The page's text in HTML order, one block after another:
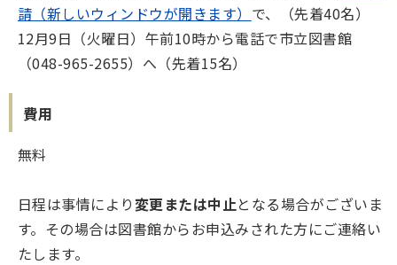
請（新しいウィンドウが開きます） で、（先着40名）
12月9日（火曜日）午前10時から電話で市立図書館
（048-965-2655）へ（先着15名）
費用
無料
日程は事情により 変更または中止となる場合がございま
す。その場合は図書館からお申込みされた方にご連絡い
たします。